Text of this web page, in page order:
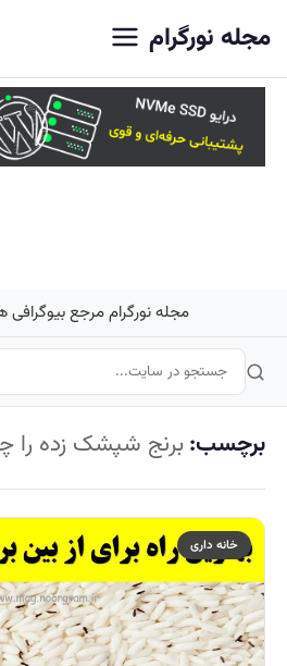
مجله نورگرام
مجله نورگرام مرجع بیوگرافی
برچسب: برنج شپشک زده را
خانه داری